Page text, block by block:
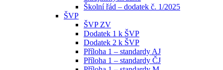
Školní řád – dodatek č. 1/2025
ŠVP
ŠVP ZV
Dodatek 1 k ŠVP
Dodatek 2 k ŠVP
Příloha 1 – standardy AJ
Příloha 1 – standardy ČJ